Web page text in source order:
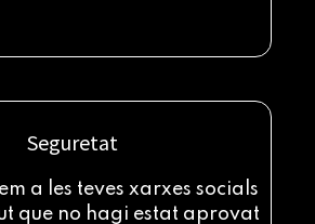
Seguretat
a les teves xarxes socials
que no hagi estat aprovat